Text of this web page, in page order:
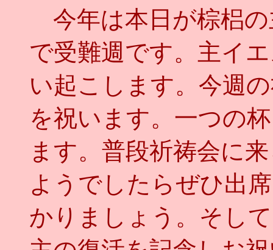
今年は本日が棕梠の
で受難週です。主イ
い起こします。今週
を祝います。一つの
ます。普段祈祷会に
ようでしたらぜひ出
かりましょう。そし